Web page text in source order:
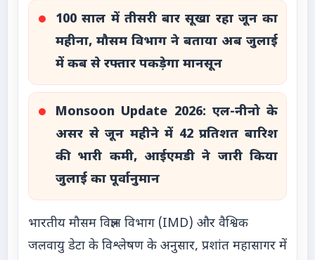
100 साल में तीसरी बार सूखा रहा जून का
महीना, मौसम विभाग ने बताया अब जुलाई
में कब से रफ्तार पकड़ेगा मानसून
Monsoon Update 2026: एल-नीनो के
असर से जून महीने में 42 प्रतिशत बारिश
की भारी कमी, आईएमडी ने जारी किया
जुलाई का पूर्वानुमान
भारतीय मौसम विज्ञान विभाग (IMD) और वैश्विक
जलवायु डेटा के विश्लेषण के अनुसार, प्रशांत महासागर में